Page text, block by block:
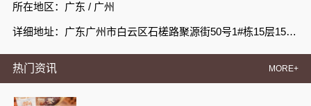
所在地区：广东 / 广州
详细地址：广东广州市白云区石槎路聚源街50号1#栋15层1508室
热门资讯 MORE+